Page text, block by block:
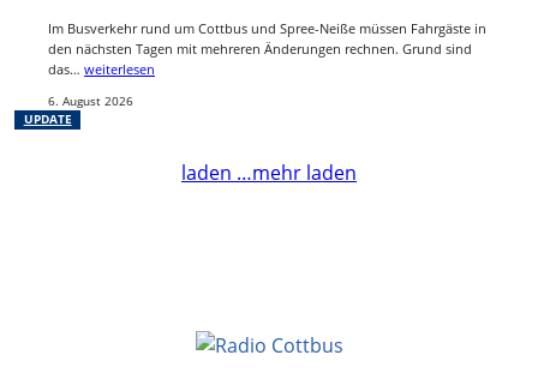
UPDATE
Im Busverkehr rund um Cottbus und Spree-Neiße müssen Fahrgäste in
den nächsten Tagen mit mehreren Änderungen rechnen. Grund sind
das… weiterlesen
6. August 2026
laden …mehr laden